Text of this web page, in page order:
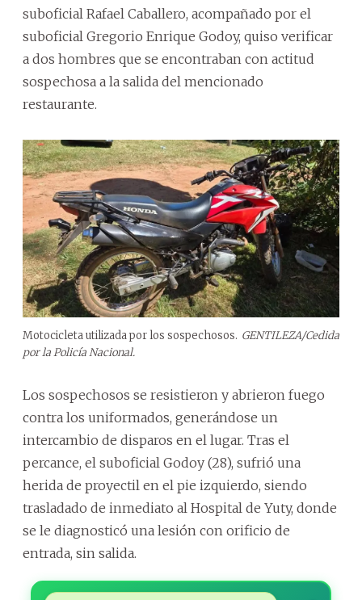
suboficial Rafael Caballero, acompañado por el
suboficial Gregorio Enrique Godoy, quiso verificar
a dos hombres que se encontraban con actitud
sospechosa a la salida del mencionado
restaurante.
Motocicleta utilizada por los sospechosos. GENTILEZA/Cedida
por la Policía Nacional.
Los sospechosos se resistieron y abrieron fuego
contra los uniformados, generándose un
intercambio de disparos en el lugar. Tras el
percance, el suboficial Godoy (28), sufrió una
herida de proyectil en el pie izquierdo, siendo
trasladado de inmediato al Hospital de Yuty, donde
se le diagnosticó una lesión con orificio de
entrada, sin salida.